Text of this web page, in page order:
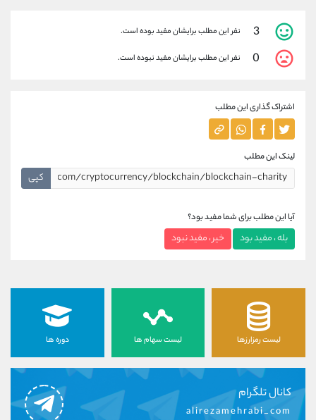
3 نفر این مطلب برایشان مفید بوده است.
0 نفر این مطلب برایشان مفید نبوده است.
اشتراک گذاری این مطلب
لینک این مطلب
کپی
آیا این مطلب برای شما مفید بود؟
بله ، مفید بود خیر ، مفید نبود
لیست رمزارزها لیست سهام ها دوره ها
کانال تلگرام
alirezamehrabi_com